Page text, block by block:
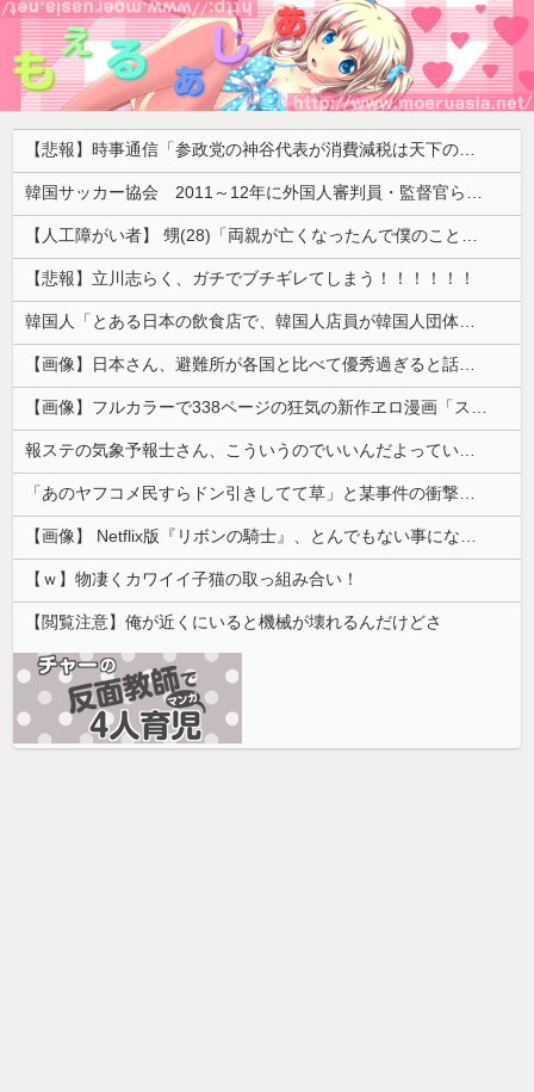
【悲報】時事通信「参政党の神谷代表が消費減税は天下の愚策と批判してるぞ！」 → 安藤幹事長「タイトルに偽りあり！『参政党は消費税廃止派、減税派』」ｗｗｗｗｗｗｗｗ
韓国サッカー協会 2011～12年に外国人審判員・監督官ら10数人を性接待（W杯予選、五輪予選が含まれる）国会議員が事実確認
【人工障がい者】 甥(28)「両親が亡くなったんで僕のこと引き取ってほしいんですけど！」なんでいい年したヒキニートを引き取らなきゃいけないんだ...
【悲報】立川志らく、ガチでブチギレてしまう！！！！！！
韓国人「とある日本の飲食店で、韓国人店員が韓国人団体客と口論になった理由がこちら・・・」
【画像】日本さん、避難所が各国と比べて優秀過ぎると話題に
【画像】フルカラーで338ページの狂気の新作ヱロ漫画「スパ・カイラクーア4」発売から2週間で7万部売れるｗｗｗｗｗ
報ステの気象予報士さん、こういうのでいいんだよっていう横乳の張り
「あのヤフコメ民すらドン引きしてて草」と某事件の衝撃的な公判が話題に、なんか変な力が働いてんのかってくらい……
【画像】 Netflix版『リボンの騎士』、とんでもない事になるｗｗｗｗｗ
【ｗ】物凄くカワイイ子猫の取っ組み合い！
【閲覧注意】俺が近くにいると機械が壊れるんだけどさ